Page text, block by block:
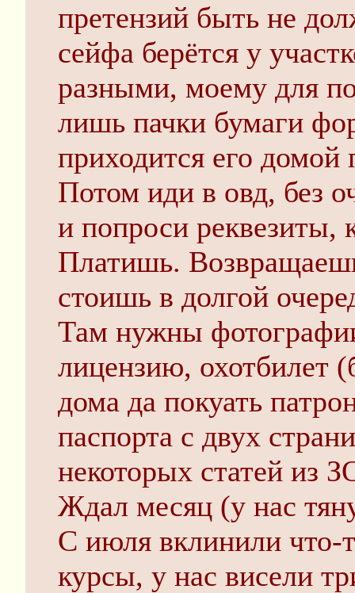
претензий быть не
сейфа берётся у
разными, моему для
лишь пачки бумаги
приходится его домой
Потом иди в овд, без
и попроси реквезиты,
Платишь.
стоишь в долгой
Там нужны
лицензию, охотбилет
дома да покуать
паспорта с двух
некоторых статей из
Ждал месяц (у нас
С июля вклинили что-
курсы, у нас висели